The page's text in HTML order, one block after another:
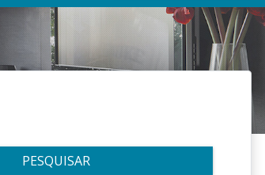
PESQUISAR